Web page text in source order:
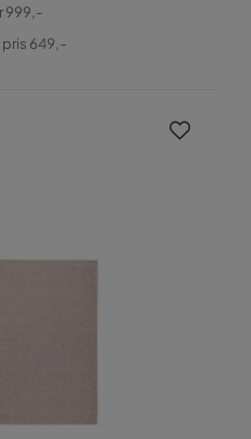
999,-
649,-